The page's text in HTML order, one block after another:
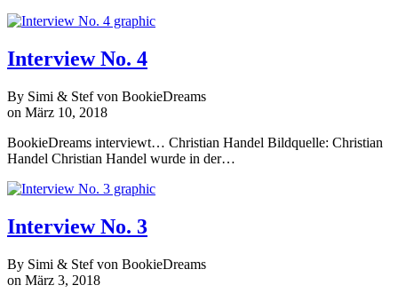
Interview No. 4
By Simi & Stef von BookieDreams
on März 10, 2018
BookieDreams interviewt… Christian Handel Bildquelle: Christian
Handel Christian Handel wurde in der…
Interview No. 3
By Simi & Stef von BookieDreams
on März 3, 2018